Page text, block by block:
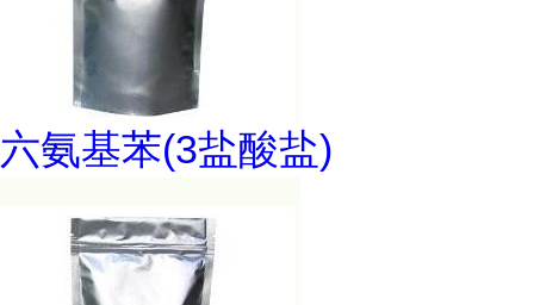
六氨基苯(3盐酸盐)